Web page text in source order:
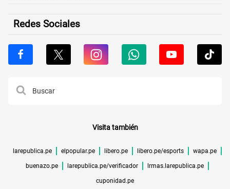
Redes Sociales
Visita también
larepublica.pe elpopular.pe libero.pe libero.pe/esports wapa.pe
buenazo.pe larepublica.pe/verificador lrmas.larepublica.pe
cuponidad.pe